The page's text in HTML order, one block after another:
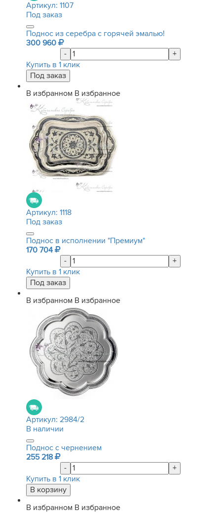
Артикул: 1107
Под заказ
Поднос из серебра с горячей эмалью!
300 960
-
+
Купить в 1 клик
В избранном В избранное
Артикул: 1118
Под заказ
Поднос в исполнении "Премиум"
170 704
-
+
Купить в 1 клик
В избранном В избранное
Артикул: 2984/2
В наличии
Поднос c чернением
255 218
-
+
Купить в 1 клик
В избранном В избранное